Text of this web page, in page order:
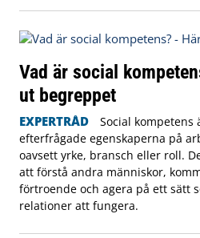
Vad är social
ut begreppet
EXPERTRÅD
Social kompetens
efterfrågade egenskaperna på
oavsett yrke, bransch eller roll.
att förstå andra människor,
förtroende och agera på ett sätt
relationer att fungera.